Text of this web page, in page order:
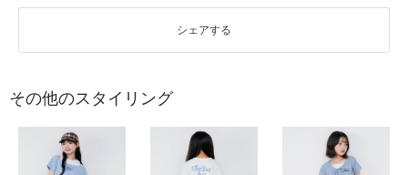
シェアする
その他のスタイリング